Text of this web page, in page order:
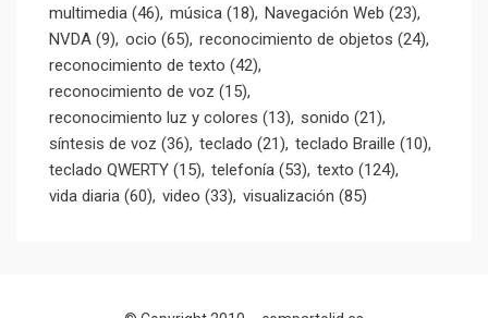
multimedia (46) música (18) Navegación Web (23)
NVDA (9) ocio (65) reconocimiento de objetos (24)
reconocimiento de texto (42)
reconocimiento de voz (15)
reconocimiento luz y colores (13) sonido (21)
síntesis de voz (36) teclado (21) teclado Braille (10)
teclado QWERTY (15) telefonía (53) texto (124)
vida diaria (60) video (33) visualización (85)